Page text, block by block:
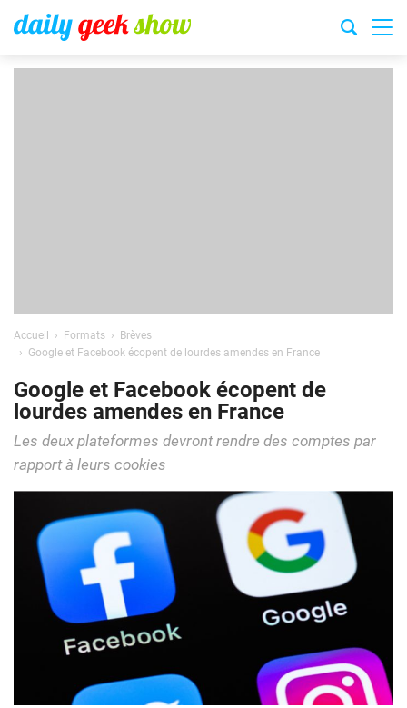
Accueil Formats
Brèves
Google et Facebook écopent de lourdes amendes en France
Google et Facebook écopent de
lourdes amendes en France
Les deux plateformes devront rendre des comptes par
rapport à leurs cookies